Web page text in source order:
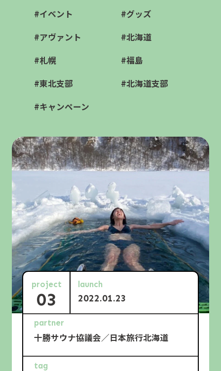
#イベント
#グッズ
#アヴァント
#北海道
#札幌
#福島
#東北支部
#北海道支部
#キャンペーン
project
03
launch
2022.01.23
partner
十勝サウナ協議会／日本旅行北海道
tag